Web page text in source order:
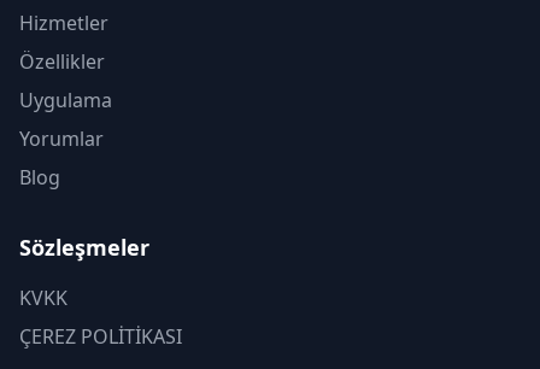
Hizmetler
Özellikler
Uygulama
Yorumlar
Blog
Sözleşmeler
KVKK
ÇEREZ POLİTİKASI